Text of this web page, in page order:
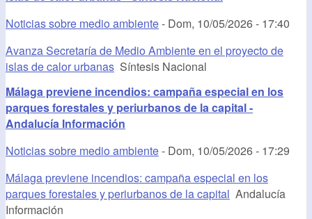
Noticias sobre medio ambiente- Dom, 10/05/2026 - 17:40
Avanza Secretaría de Medio Ambiente en el proyecto de
islas de calor urbanas Síntesis Nacional
Málaga previene incendios: campaña especial en los
parques forestales y periurbanos de la capital -
Andalucía Información
Noticias sobre medio ambiente- Dom, 10/05/2026 - 17:29
Málaga previene incendios: campaña especial en los
parques forestales y periurbanos de la capital Andalucía
Información